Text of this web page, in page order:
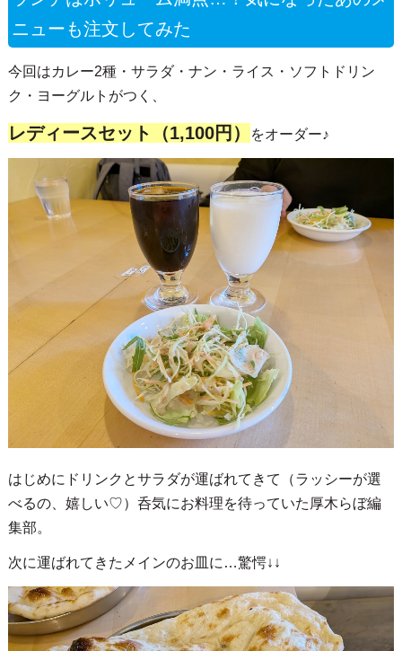
ニューも注文してみた
今回はカレー2種・サラダ・ナン・ライス・ソフトドリン
ク・ヨーグルトがつく、
レディースセット（1,100円） をオーダー♪
はじめにドリンクとサラダが運ばれてきて（ラッシーが選
べるの、嬉しい♡）呑気にお料理を待っていた厚木らぼ編
集部。
次に運ばれてきたメインのお皿に…驚愕↓↓